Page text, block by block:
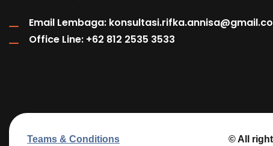
Email Lembaga:
Office Line: +62 812 2535 3533
Teams & Conditions © All